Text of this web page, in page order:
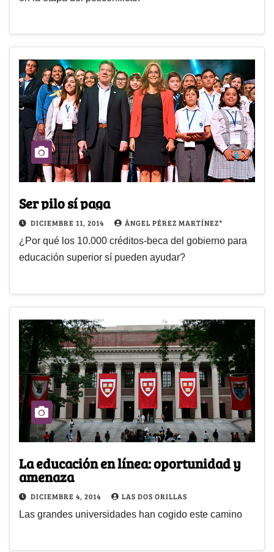
Ser pilo sí paga
DICIEMBRE 11, 2014 ÁNGEL PÉREZ MARTÍNEZ*
¿Por qué los 10.000 créditos-beca del gobierno para
educación superior sí pueden ayudar?
La educación en línea: oportunidad y
amenaza
DICIEMBRE 4, 2014 LAS DOS ORILLAS
Las grandes universidades han cogido este camino